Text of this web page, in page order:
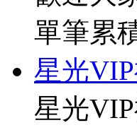
單筆累
星光
星光